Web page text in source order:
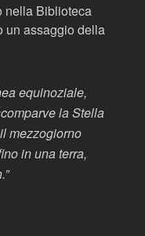
nella Biblioteca
un assaggio della
equinoziale,
la Stella
mezzogiorno
in una terra,